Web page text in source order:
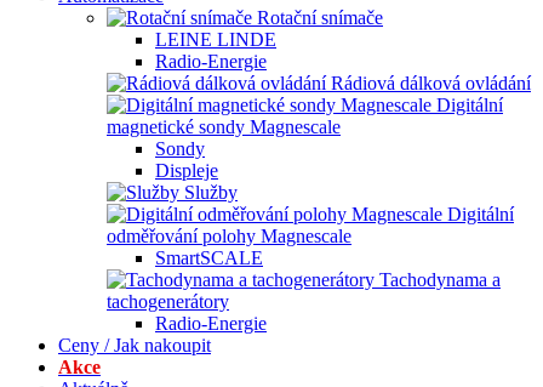
Rotační snímače
LEINE LINDE
Radio-Energie
Rádiová dálková ovládání
Digitální
magnetické sondy Magnescale
Sondy
Displeje
Služby
Digitální
odměřování polohy Magnescale
SmartSCALE
Tachodynama a
tachogenerátory
Radio-Energie
Ceny / Jak nakoupit
Akce